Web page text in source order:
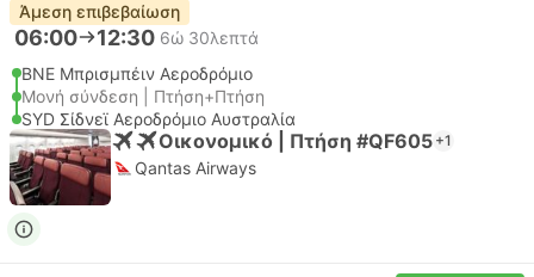
Άμεση επιβεβαίωση
06:00 12:30 6ώ 30λεπτά
BNE Μπρισμπέιν Αεροδρόμιο
Μονή σύνδεση | Πτήση+Πτήση
SYD Σίδνεϊ Αεροδρόμιο Αυστραλία
Οικονομικό | Πτήση #QF605 +1
Qantas Airways